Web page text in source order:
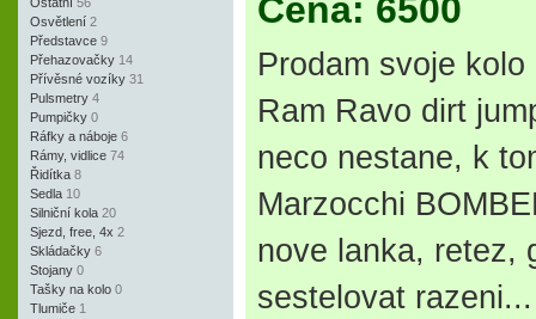
Osvětlení 2
Představce 9
Přehazovačky 14
Přívěsné vozíky 31
Pulsmetry 4
Pumpičky 0
Ráfky a náboje 6
Rámy, vidlice 74
Řidítka 8
Sedla 10
Silniční kola 20
Sjezd, free, 4x 2
Skládačky 6
Stojany 0
Tašky na kolo 0
Tlumiče 1
Cena: 6500
Prodam svoje
Ram Ravo dirt
neco nestane, k
Marzocchi
nove lanka, retez,
sestelovat